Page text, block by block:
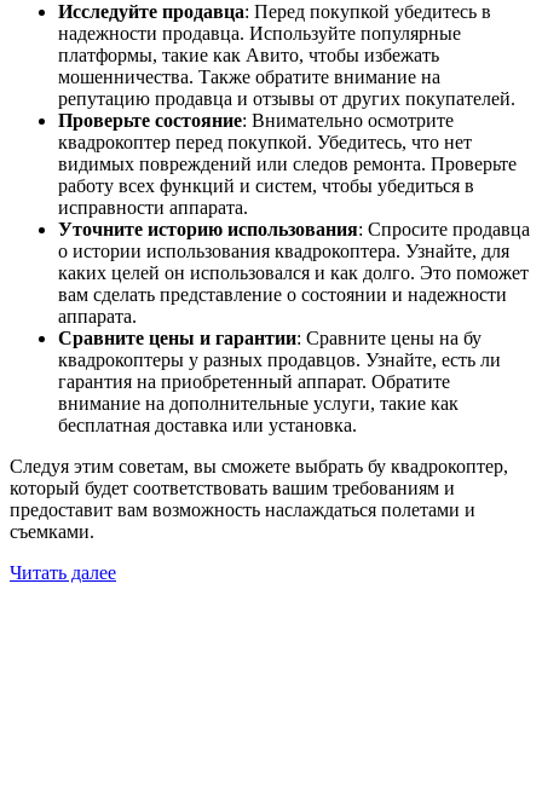
Исследуйте продавца: Перед покупкой убедитесь в
надежности продавца. Используйте популярные
платформы, такие как Авито, чтобы избежать
мошенничества. Также обратите внимание на
репутацию продавца и отзывы от других покупателей.
Проверьте состояние: Внимательно осмотрите
квадрокоптер перед покупкой. Убедитесь, что нет
видимых повреждений или следов ремонта. Проверьте
работу всех функций и систем, чтобы убедиться в
исправности аппарата.
Уточните историю использования: Спросите продавца
о истории использования квадрокоптера. Узнайте, для
каких целей он использовался и как долго. Это поможет
вам сделать представление о состоянии и надежности
аппарата.
Сравните цены и гарантии: Сравните цены на бу
квадрокоптеры у разных продавцов. Узнайте, есть ли
гарантия на приобретенный аппарат. Обратите
внимание на дополнительные услуги, такие как
бесплатная доставка или установка.
Следуя этим советам, вы сможете выбрать бу квадрокоптер,
который будет соответствовать вашим требованиям и
предоставит вам возможность наслаждаться полетами и
съемками.
Читать далее